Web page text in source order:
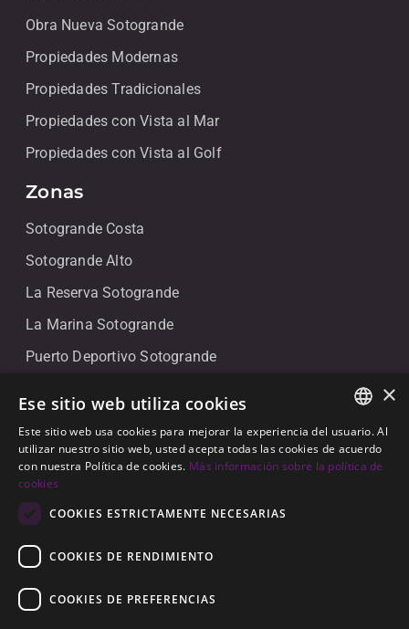
Obra Nueva Sotogrande
Propiedades Modernas
Propiedades Tradicionales
Propiedades con Vista al Mar
Propiedades con Vista al Golf
Zonas
Sotogrande Costa
Sotogrande Alto
La Reserva Sotogrande
La Marina Sotogrande
Puerto Deportivo Sotogrande
Contacto
+34 607 911 661
+34 856 091 709
Contáctanos
Galerias Paniagua Local 43 Avenida de Paniagua, s/n
11310 Sotogrande, Cádiz
ENGLISH
SPANISH
×
Ese sitio web utiliza cookies
Este sitio web usa cookies para mejorar la experiencia del usuario. Al
utilizar nuestro sitio web, usted acepta todas las cookies de acuerdo
con nuestra Política de cookies. Más información sobre la política de
cookies
COOKIES ESTRICTAMENTE NECESARIAS
COOKIES DE RENDIMIENTO
COOKIES DE PREFERENCIAS